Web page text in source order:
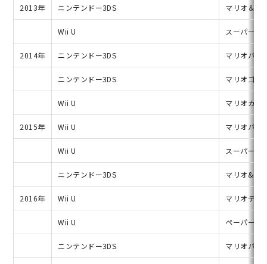
2013年 ニンテンドー3DS マリオ＆ル
Wii U スーパーマ
2014年 ニンテンドー3DS マリオパー
ニンテンドー3DS マリオゴル
Wii U マリオカー
2015年 Wii U マリオパー
Wii U スーパーマ
ニンテンドー3DS マリオ&ル
2016年 Wii U マリオテニ
Wii U ペーパーマ
ニンテンドー3DS マリオパー